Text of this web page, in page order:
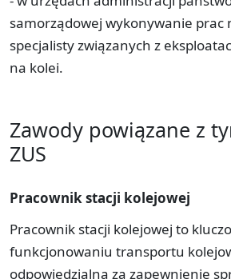
samorządowej wykonywanie prac
specjalisty związanych z
na kolei.
Zawody powiązane z
ZUS
Pracownik stacji kolejowej
Pracownik stacji kolejowej to
funkcjonowaniu transportu
odpowiedzialna za zapewnienie